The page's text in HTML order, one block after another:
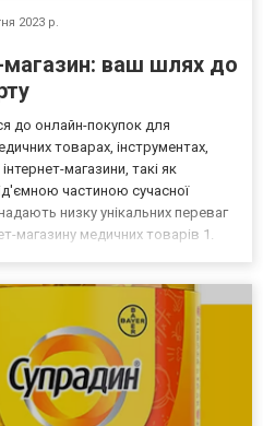
2023 р.
магазин: ваш шлях до
до онлайн-покупок для
товарах, інструментах,
магазини, такі як
частиною сучасної
низку унікальних переваг
магазину медичних товарів 1.